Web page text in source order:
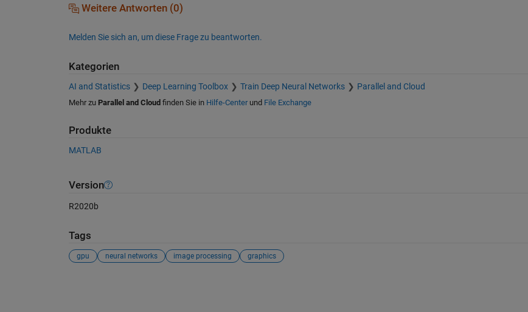
Weitere Antworten (0)
Melden Sie sich an, um diese Frage zu beantworten.
Kategorien
AI and Statistics Deep Learning Toolbox Train Deep Neural Networks Parallel and Cloud
Mehr zu Parallel and Cloud finden Sie in Hilfe-Centerund File Exchange
Produkte
MATLAB
Version
R2020b
Tags
gpu neural networks image processing graphics